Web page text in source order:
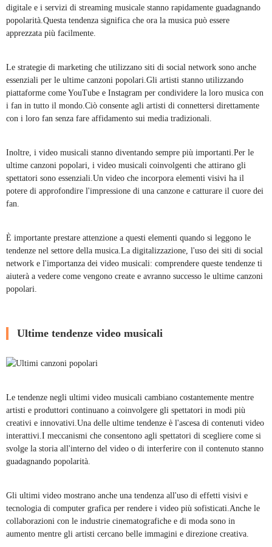
digitale e i servizi di streaming musicale stanno rapidamente guadagnando
popolarità.Questa tendenza significa che ora la musica può essere
apprezzata più facilmente.
Le strategie di marketing che utilizzano siti di social network sono anche
essenziali per le ultime canzoni popolari.Gli artisti stanno utilizzando
piattaforme come YouTube e Instagram per condividere la loro musica con
i fan in tutto il mondo.Ciò consente agli artisti di connettersi direttamente
con i loro fan senza fare affidamento sui media tradizionali.
Inoltre, i video musicali stanno diventando sempre più importanti.Per le
ultime canzoni popolari, i video musicali coinvolgenti che attirano gli
spettatori sono essenziali.Un video che incorpora elementi visivi ha il
potere di approfondire l'impressione di una canzone e catturare il cuore dei
fan.
È importante prestare attenzione a questi elementi quando si leggono le
tendenze nel settore della musica.La digitalizzazione, l'uso dei siti di social
network e l'importanza dei video musicali: comprendere queste tendenze ti
aiuterà a vedere come vengono create e avranno successo le ultime canzoni
popolari.
Ultime tendenze video musicali
Le tendenze negli ultimi video musicali cambiano costantemente mentre
artisti e produttori continuano a coinvolgere gli spettatori in modi più
creativi e innovativi.Una delle ultime tendenze è l'ascesa di contenuti video
interattivi.I meccanismi che consentono agli spettatori di scegliere come si
svolge la storia all'interno del video o di interferire con il contenuto stanno
guadagnando popolarità.
Gli ultimi video mostrano anche una tendenza all'uso di effetti visivi e
tecnologia di computer grafica per rendere i video più sofisticati.Anche le
collaborazioni con le industrie cinematografiche e di moda sono in
aumento mentre gli artisti cercano belle immagini e direzione creativa.